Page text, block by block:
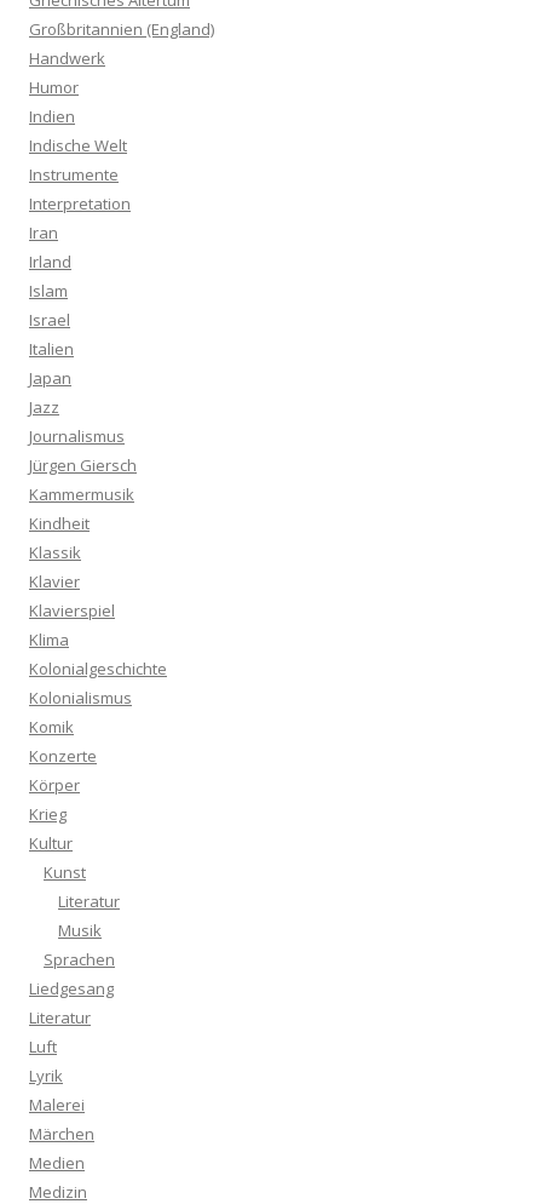
Großbritannien (England)
Handwerk
Humor
Indien
Indische Welt
Instrumente
Interpretation
Iran
Irland
Islam
Israel
Italien
Japan
Jazz
Journalismus
Jürgen Giersch
Kammermusik
Kindheit
Klassik
Klavier
Klavierspiel
Klima
Kolonialgeschichte
Kolonialismus
Komik
Konzerte
Körper
Krieg
Kultur
Kunst
Literatur
Musik
Sprachen
Liedgesang
Literatur
Luft
Lyrik
Malerei
Märchen
Medien
Medizin